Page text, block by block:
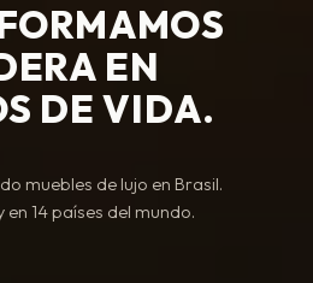
EN
DE VIDA.
muebles de lujo en Brasil.
en 14 países del mundo.